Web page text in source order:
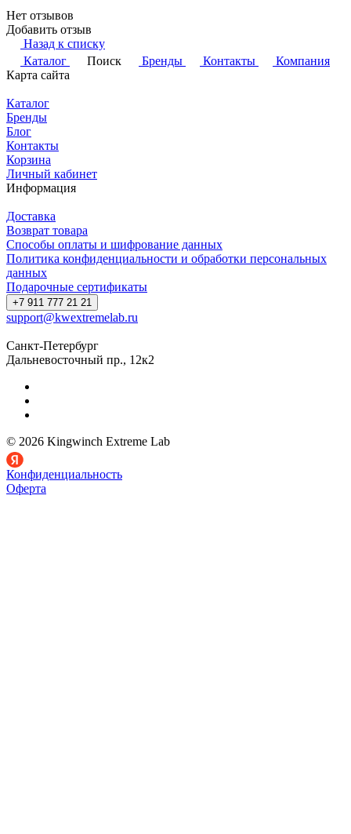
Нет отзывов
Добавить отзыв
Назад к списку
Каталог
Поиск Бренды Контакты
Компания
Карта сайта
Каталог
Бренды
Блог
Контакты
Корзина
Личный кабинет
Информация
Доставка
Возврат товара
Способы оплаты и шифрование данных
Политика конфиденциальности и обработки персональных
данных
Подарочные сертификаты
+7 911 777 21 21
support@kwextremelab.ru
Санкт-Петербург
Дальневосточный пр., 12к2
© 2026 Kingwinch Extreme Lab
Конфиденциальность
Оферта